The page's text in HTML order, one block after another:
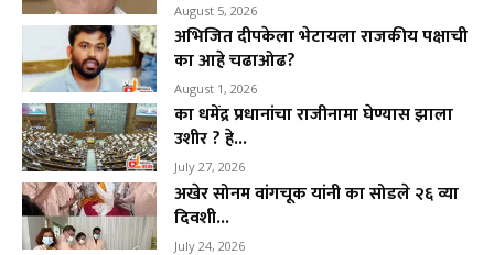
August 5, 2026
अभिजित दीपकेला भेटायला राजकीय पक्षाची
का आहे चढाओढ?
August 1, 2026
का धमेंद्र प्रधानांचा राजीनामा घेण्यास झाला
उशीर ? हे...
July 27, 2026
अखेर सोनम वांगचूक यांनी का सोडले २६ व्या
दिवशी...
July 24, 2026